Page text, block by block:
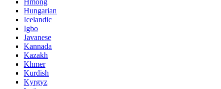
Hungarian
Icelandic
Igbo
Javanese
Kannada
Kazakh
Khmer
Kurdish
Kyrgyz